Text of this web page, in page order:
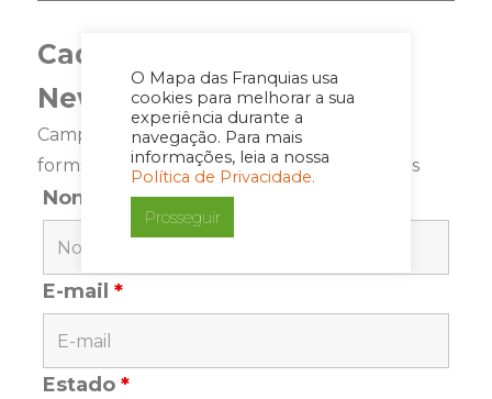
O Mapa das Franquias usa
cookies para melhorar a sua
experiência durante a
navegação. Para mais
informações, leia a nossa
Política de Privacidade.
Prosseguir
Cadastre-se para a
Newsletter
Campos marcados com <span class="ninja-
forms-req-symbol">*</span> são requeridos
Nome
E-mail*
Estado*